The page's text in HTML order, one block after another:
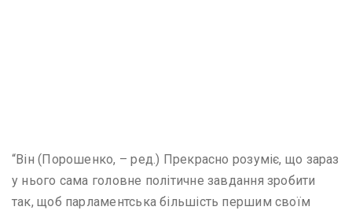
“Він (Порошенко, – ред.) Прекрасно розуміє, що зараз
у нього сама головне політичне завдання зробити
так, щоб парламентська більшість першим своїм